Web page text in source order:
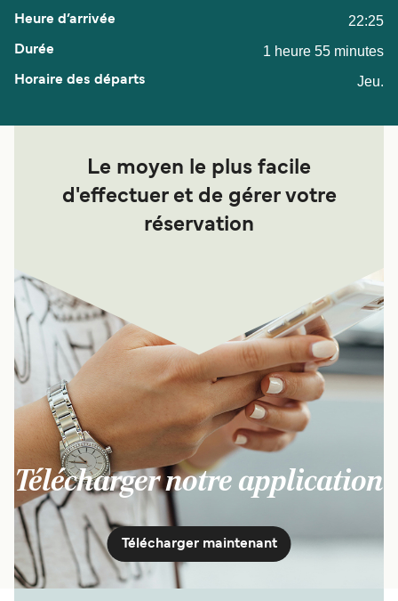
22:25
1 heure 55 minutes
Jeu.
Le moyen le plus facile
d'effectuer et de gérer votre
réservation
Télécharger notre application
Télécharger maintenant